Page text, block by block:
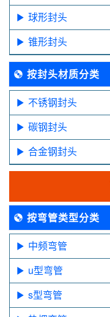
球形封头
锥形封头
按封头材质分类
不锈钢封头
碳钢封头
合金钢封头
按弯管类型分类
中频弯管
u型弯管
s型弯管